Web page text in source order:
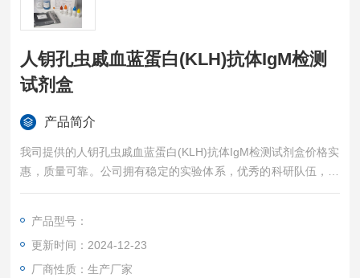
人钥孔虫戚血蓝蛋白(KLH)抗体IgM检测
试剂盒
产品简介
我司提供的人钥孔虫戚血蓝蛋白(KLH)抗体IgM检测试剂盒价格实
惠，质量可靠。公司拥有稳定的实验体系，优秀的科研队伍，准
确的实验结果，是您值得信赖的合作伙伴，凡购买我司的试剂盒
产品型号：
更新时间：2024-12-23
厂商性质：生产厂家